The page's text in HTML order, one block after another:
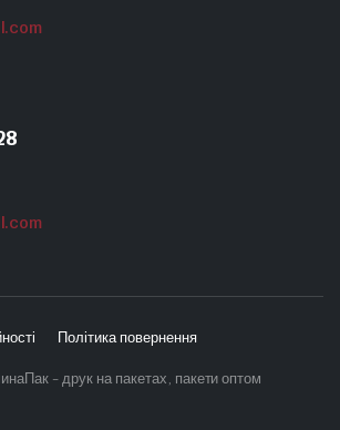
Політика повернення
- друк на пакетах, пакети оптом